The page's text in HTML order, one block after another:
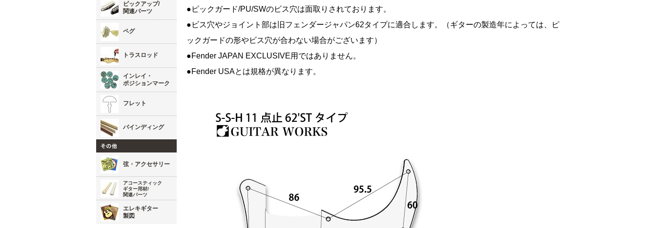
ピックアップ/
関連パーツ
ペグ
トラスロッド
インレイ・
ポジションマーク
フレット
バインディング
弦・アクセサリー
アコースティック
ギター用材/
関連パーツ
エレキギター
製図
●ピックガード/PU/SWのビス穴は面取りされております。
●ビス穴やジョイント部は旧フェンダージャパン62タイプに適合します。（ギターの製造年によっては、ピ
ックガードの形やビス穴が合わない場合がございます）
●Fender JAPAN EXCLUSIVE用ではありません。
●Fender USAとは規格が異なります。